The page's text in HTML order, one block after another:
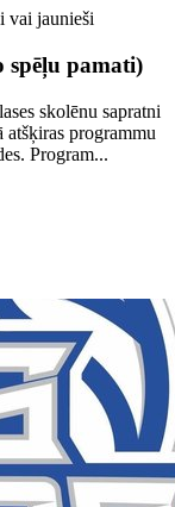
vai jaunieši
spēļu pamati)
skolēnu sapratni
atšķiras programmu
Program...